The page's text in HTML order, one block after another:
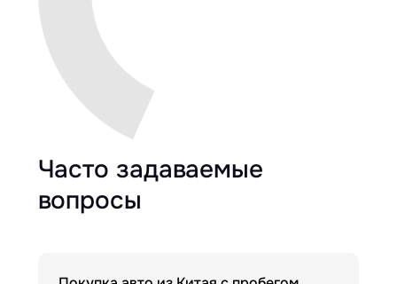
Часто задаваемые
вопросы